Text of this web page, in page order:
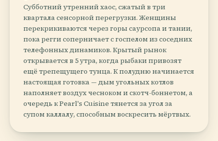
Субботний утренний хаос, сжатый в три
квартала сенсорной перегрузки. Женщины
перекрикиваются через горы саурсопа и тании,
пока регги соперничает с госпелом из соседних
телефонных динамиков. Крытый рынок
открывается в 5 утра, когда рыбаки привозят
ещё трепещущего тунца. К полудню начинается
настоящая готовка — дым угольных котлов
наполняет воздух чесноком и скотч-боннетом, а
очередь к Pearl's Cuisine тянется за угол за
супом каллалу, способным воскресить мёртвых.